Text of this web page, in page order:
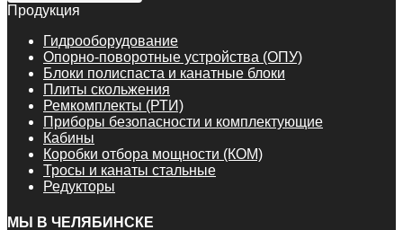
Продукция
Гидрооборудование
Опорно-поворотные устройства (ОПУ)
Блоки полиспаста и канатные блоки
Плиты скольжения
Ремкомплекты (РТИ)
Приборы безопасности и комплектующие
Кабины
Коробки отбора мощности (КОМ)
Тросы и канаты стальные
Редукторы
МЫ В ЧЕЛЯБИНСКЕ